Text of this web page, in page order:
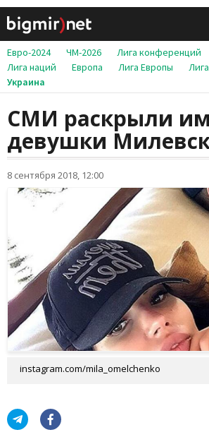
Евро-2024 ЧМ-2026 Лига конференций
Лига наций
Европа Лига Европы
Украина
СМИ раскрыли
девушки
8 сентября 2018, 12:00
instagram.com/mila_omelchenko